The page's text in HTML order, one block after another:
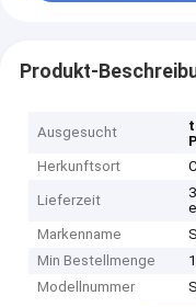
Produkt-
Ausgesucht
Herkunftsort
Lieferzeit
Markenname
Min Bestellmenge
Modellnummer